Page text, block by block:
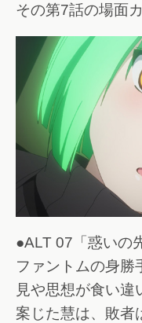
その第7話の場面
●ALT 07「惑いの
ファントムの身勝
見や思想が食い違
案じた慧は、敗者